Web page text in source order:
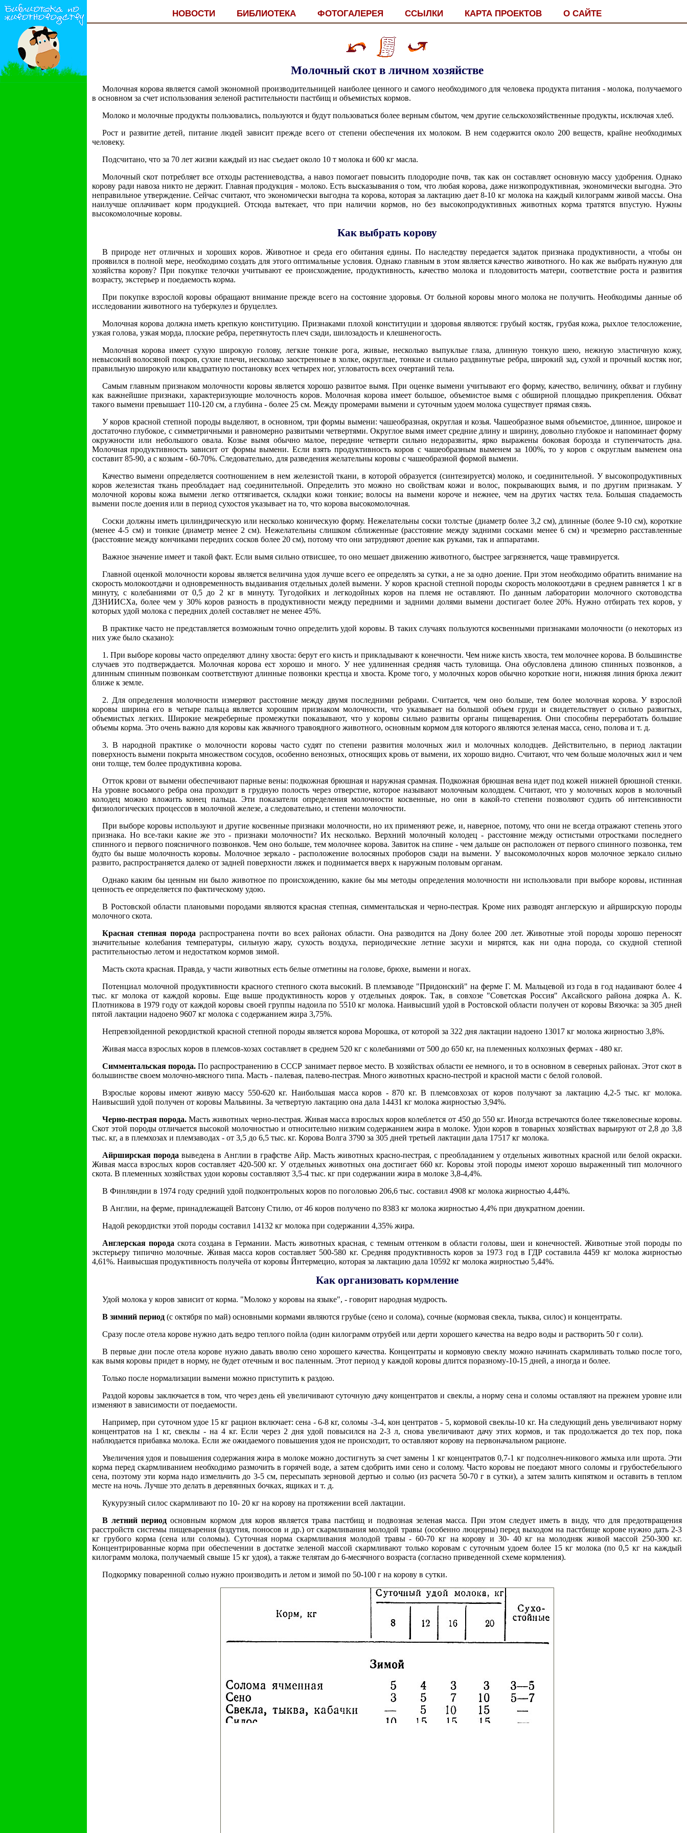
НОВОСТИ БИБЛИОТЕКА ФОТОГАЛЕРЕЯ ССЫЛКИ КАРТА ПРОЕКТОВ О САЙТЕ
Молочный скот в личном хозяйстве
Молочная корова является самой экономной производительницей наиболее ценного и самого необходимого для человека продукта питания - молока, получаемого
в основном за счет использования зеленой растительности пастбищ и объемистых кормов.
Молоко и молочные продукты пользовались, пользуются и будут пользоваться более верным сбытом, чем другие сельскохозяйственные продукты, исключая хлеб.
Рост и развитие детей, питание людей зависит прежде всего от степени обеспечения их молоком. В нем содержится около 200 веществ, крайне необходимых
человеку.
Подсчитано, что за 70 лет жизни каждый из нас съедает около 10 т молока и 600 кг масла.
Молочный скот потребляет все отходы растениеводства, а навоз помогает повысить плодородие почв, так как он составляет основную массу удобрения. Однако
корову ради навоза никто не держит. Главная продукция - молоко. Есть высказывания о том, что любая корова, даже низкопродуктивная, экономически выгодна. Это
неправильное утверждение. Сейчас считают, что экономически выгодна та корова, которая за лактацию дает 8-10 кг молока на каждый килограмм живой массы. Она
наилучше оплачивает корм продукцией. Отсюда вытекает, что при наличии кормов, но без высокопродуктивных животных корма тратятся впустую. Нужны
высокомолочные коровы.
Как выбрать корову
В природе нет отличных и хороших коров. Животное и среда его обитания едины. По наследству передается задаток признака продуктивности, а чтобы он
проявился в полной мере, необходимо создать для этого оптимальные условия. Однако главным в этом является качество животного. Но как же выбрать нужную для
хозяйства корову? При покупке телочки учитывают ее происхождение, продуктивность, качество молока и плодовитость матери, соответствие роста и развития
возрасту, экстерьер и поедаемость корма.
При покупке взрослой коровы обращают внимание прежде всего на состояние здоровья. От больной коровы много молока не получить. Необходимы данные об
исследовании животного на туберкулез и бруцеллез.
Молочная корова должна иметь крепкую конституцию. Признаками плохой конституции и здоровья являются: грубый костяк, грубая кожа, рыхлое телосложение,
узкая голова, узкая морда, плоские ребра, перетянутость плеч сзади, шилозадость и клешненогость.
Молочная корова имеет сухую широкую голову, легкие тонкие рога, живые, несколько выпуклые глаза, длинную тонкую шею, нежную эластичную кожу,
невысокий волосяной покров, сухие плечи, несколько заостренные в холке, округлые, тонкие и сильно раздвинутые ребра, широкий зад, сухой и прочный костяк ног,
правильную широкую или квадратную постановку всех четырех ног, угловатость всех очертаний тела.
Самым главным признаком молочности коровы является хорошо развитое вымя. При оценке вымени учитывают его форму, качество, величину, обхват и глубину
как важнейшие признаки, характеризующие молочность коров. Молочная корова имеет большое, объемистое вымя с обширной площадью прикрепления. Обхват
такого вымени превышает 110-120 см, а глубина - более 25 см. Между промерами вымени и суточным удоем молока существует прямая связь.
У коров красной степной породы выделяют, в основном, три формы вымени: чашеобразная, округлая и козья. Чашеобразное вымя объемистое, длинное, широкое и
достаточно глубокое, с симметричными и равномерно развитыми четвертями. Округлое вымя имеет средние длину и ширину, довольно глубокое и напоминает форму
окружности или небольшого овала. Козье вымя обычно малое, передние четверти сильно недоразвиты, ярко выражены боковая борозда и ступенчатость дна.
Молочная продуктивность зависит от формы вымени. Если взять продуктивность коров с чашеобразным выменем за 100%, то у коров с округлым выменем она
составит 85-90, а с козьим - 60-70%. Следовательно, для разведения желательны коровы с чашеобразной формой вымени.
Качество вымени определяется соотношением в нем железистой ткани, в которой образуется (синтезируется) молоко, и соединительной. У высокопродуктивных
коров железистая ткань преобладает над соединительной. Определить это можно но свойствам кожи и волос, покрывающих вымя, и по другим признакам. У
молочной коровы кожа вымени легко оттягивается, складки кожи тонкие; волосы на вымени короче и нежнее, чем на других частях тела. Большая спадаемость
вымени после доения или в период сухостоя указывает на то, что корова высокомолочная.
Соски должны иметь цилиндрическую или несколько коническую форму. Нежелательны соски толстые (диаметр более 3,2 см), длинные (более 9-10 см), короткие
(менее 4-5 см) и тонкие (диаметр менее 2 см). Нежелательны слишком сближенные (расстояние между задними сосками менее 6 см) и чрезмерно расставленные
(расстояние между кончиками передних сосков более 20 см), потому что они затрудняют доение как руками, так и аппаратами.
Важное значение имеет и такой факт. Если вымя сильно отвисшее, то оно мешает движению животного, быстрее загрязняется, чаще травмируется.
Главной оценкой молочности коровы является величина удоя лучше всего ее определять за сутки, а не за одно доение. При этом необходимо обратить внимание на
скорость молокоотдачи и одновременность выдаивания отдельных долей вымени. У коров красной степной породы скорость молокоотдачи в среднем равняется 1 кг в
минуту, с колебаниями от 0,5 до 2 кг в минуту. Тугодойких и легкодойных коров на племя не оставляют. По данным лаборатории молочного скотоводства
ДЗНИИСХа, более чем у 30% коров разность в продуктивности между передними и задними долями вымени достигает более 20%. Нужно отбирать тех коров, у
которых удой молока с передних долей составляет не менее 45%.
В практике часто не представляется возможным точно определить удой коровы. В таких случаях пользуются косвенными признаками молочности (о некоторых из
них уже было сказано):
1. При выборе коровы часто определяют длину хвоста: берут его кисть и прикладывают к конечности. Чем ниже кисть хвоста, тем молочнее корова. В большинстве
случаев это подтверждается. Молочная корова ест хорошо и много. У нее удлиненная средняя часть туловища. Она обусловлена длиною спинных позвонков, а
длинным спинным позвонкам соответствуют длинные позвонки крестца и хвоста. Кроме того, у молочных коров обычно короткие ноги, нижняя линия брюха лежит
ближе к земле.
2. Для определения молочности измеряют расстояние между двумя последними ребрами. Считается, чем оно больше, тем более молочная корова. У взрослой
коровы ширина его в четыре пальца является хорошим признаком молочности, что указывает на большой объем груди и свидетельствует о сильно развитых,
объемистых легких. Широкие межреберные промежутки показывают, что у коровы сильно развиты органы пищеварения. Они способны переработать большие
объемы корма. Это очень важно для коровы как жвачного травоядного животного, основным кормом для которого являются зеленая масса, сено, полова и т. д.
3. В народной практике о молочности коровы часто судят по степени развития молочных жил и молочных колодцев. Действительно, в период лактации
поверхность вымени покрыта множеством сосудов, особенно венозных, относящих кровь от вымени, их хорошо видно. Считают, что чем больше молочных жил и чем
они толще, тем более продуктивна корова.
Отток крови от вымени обеспечивают парные вены: подкожная брюшная и наружная срамная. Подкожная брюшная вена идет под кожей нижней брюшной стенки.
На уровне восьмого ребра она проходит в грудную полость через отверстие, которое называют молочным колодцем. Считают, что у молочных коров в молочный
колодец можно вложить конец пальца. Эти показатели определения молочности косвенные, но они в какой-то степени позволяют судить об интенсивности
физиологических процессов в молочной железе, а следовательно, и степени молочности.
При выборе коровы используют и другие косвенные признаки молочности, но их применяют реже, и, наверное, потому, что они не всегда отражают степень этого
признака. Но все-таки какие же это - признаки молочности? Их несколько. Верхний молочный колодец - расстояние между остистыми отростками последнего
спинного и первого поясничного позвонков. Чем оно больше, тем молочнее корова. Завиток на спине - чем дальше он расположен от первого спинного позвонка, тем
будто бы выше молочность коровы. Молочное зеркало - расположение волосяных проборов сзади на вымени. У высокомолочных коров молочное зеркало сильно
развито, распространяется далеко от задней поверхности ляжек и поднимается вверх к наружным половым органам.
Однако каким бы ценным ни было животное по происхождению, какие бы мы методы определения молочности ни использовали при выборе коровы, истинная
ценность ее определяется по фактическому удою.
В Ростовской области плановыми породами являются красная степная, симментальская и черно-пестрая. Кроме них разводят англерскую и айрширскую породы
молочного скота.
Красная степная порода распространена почти во всех районах области. Она разводится на Дону более 200 лет. Животные этой породы хорошо переносят
значительные колебания температуры, сильную жару, сухость воздуха, периодические летние засухи и мирятся, как ни одна порода, со скудной степной
растительностью летом и недостатком кормов зимой.
Масть скота красная. Правда, у части животных есть белые отметины на голове, брюхе, вымени и ногах.
Потенциал молочной продуктивности красного степного скота высокий. В племзаводе "Придонский" на ферме Г. М. Мальцевой из года в год надаивают более 4
тыс. кг молока от каждой коровы. Еще выше продуктивность коров у отдельных доярок. Так, в совхозе "Советская Россия" Аксайского района доярка А. К.
Плотникова в 1979 году от каждой коровы своей группы надоила по 5510 кг молока. Наивысший удой в Ростовской области получен от коровы Вязочка: за 305 дней
пятой лактации надоено 9607 кг молока с содержанием жира 3,75%.
Непревзойденной рекордисткой красной степной породы является корова Морошка, от которой за 322 дня лактации надоено 13017 кг молока жирностью 3,8%.
Живая масса взрослых коров в племсов-хозах составляет в среднем 520 кг с колебаниями от 500 до 650 кг, на племенных колхозных фермах - 480 кг.
Симментальская порода. По распространению в СССР занимает первое место. В хозяйствах области ее немного, и то в основном в северных районах. Этот скот в
большинстве своем молочно-мясного типа. Масть - палевая, палево-пестрая. Много животных красно-пестрой и красной масти с белой головой.
Взрослые коровы имеют живую массу 550-620 кг. Наибольшая масса коров - 870 кг. В племсовхозах от коров получают за лактацию 4,2-5 тыс. кг молока.
Наивысший удой получен от коровы Мальвины. За четвертую лактацию она дала 14431 кг молока жирностью 3,94%.
Черно-пестрая порода. Масть животных черно-пестрая. Живая масса взрослых коров колеблется от 450 до 550 кг. Иногда встречаются более тяжеловесные коровы.
Скот этой породы отличается высокой молочностью и относительно низким содержанием жира в молоке. Удои коров в товарных хозяйствах варьируют от 2,8 до 3,8
тыс. кг, а в племхозах и племзаводах - от 3,5 до 6,5 тыс. кг. Корова Волга 3790 за 305 дней третьей лактации дала 17517 кг молока.
Айрширская порода выведена в Англии в графстве Айр. Масть животных красно-пестрая, с преобладанием у отдельных животных красной или белой окраски.
Живая масса взрослых коров составляет 420-500 кг. У отдельных животных она достигает 660 кг. Коровы этой породы имеют хорошо выраженный тип молочного
скота. В племенных хозяйствах удои коровы составляют 3,5-4 тыс. кг при содержании жира в молоке 3,8-4,4%.
В Финляндии в 1974 году средний удой подконтрольных коров по поголовью 206,6 тыс. составил 4908 кг молока жирностью 4,44%.
В Англии, на ферме, принадлежащей Ватсону Стилю, от 46 коров получено по 8383 кг молока жирностью 4,4% при двукратном доении.
Надой рекордистки этой породы составил 14132 кг молока при содержании 4,35% жира.
Англерская порода скота создана в Германии. Масть животных красная, с темным оттенком в области головы, шеи и конечностей. Животные этой породы по
экстерьеру типично молочные. Живая масса коров составляет 500-580 кг. Средняя продуктивность коров за 1973 год в ГДР составила 4459 кг молока жирностью
4,61%. Наивысшая продуктивность получейа от коровы Йнтермецио, которая за лактацию дала 10592 кг молока жирностью 5,44%.
Как организовать кормление
Удой молока у коров зависит от корма. "Молоко у коровы на языке", - говорит народная мудрость.
В зимний период (с октября по май) основными кормами являются грубые (сено и солома), сочные (кормовая свекла, тыква, силос) и концентраты.
Сразу после отела корове нужно дать ведро теплого пойла (один килограмм отрубей или дерти хорошего качества на ведро воды и растворить 50 г соли).
В первые дни после отела корове нужно давать вволю сено хорошего качества. Концентраты и кормовую свеклу можно начинать скармливать только после того,
как вымя коровы придет в норму, не будет отечным и вос паленным. Этот период у каждой коровы длится поразному-10-15 дней, а иногда и более.
Только после нормализации вымени можно приступить к раздою.
Раздой коровы заключается в том, что через день ей увеличивают суточную дачу концентратов и свеклы, а норму сена и соломы оставляют на прежнем уровне или
изменяют в зависимости от поедаемости.
Например, при суточном удое 15 кг рацион включает: сена - 6-8 кг, соломы -3-4, кон центратов - 5, кормовой свеклы-10 кг. На следующий день увеличивают норму
концентратов на 1 кг, свеклы - на 4 кг. Если через 2 дня удой повысился на 2-3 л, снова увеличивают дачу этих кормов, и так продолжается до тех пор, пока
наблюдается прибавка молока. Если же ожидаемого повышения удоя не происходит, то оставляют корову на первоначальном рационе.
Увеличения удоя и повышения содержания жира в молоке можно достигнуть за счет замены 1 кг концентратов 0,7-1 кг подсолнеч-никового жмыха или шрота. Эти
корма перед скармливанием необходимо размочить в горячей воде, а затем сдобрить ими сено и солому. Часто коровы не поедают много соломы и грубостебелыюго
сена, поэтому эти корма надо измельчить до 3-5 см, пересыпать зерновой дертью и солью (из расчета 50-70 г в сутки), а затем залить кипятком и оставить в теплом
месте на ночь. Лучше это делать в деревянных бочках, ящиках и т. д.
Кукурузный силос скармливают по 10- 20 кг на корову на протяжении всей лактации.
В летний период основным кормом для коров является трава пастбищ и подвозная зеленая масса. При этом следует иметь в виду, что для предотвращения
расстройств системы пищеварения (вздутия, поносов и др.) от скармливания молодой травы (особенно люцерны) перед выходом на пастбище корове нужно дать 2-3
кг грубого корма (сена или соломы). Суточная норма скармливания молодой травы - 60-70 кг на корову и 30- 40 кг на молодняк живой массой 250-300 кг.
Концентрированные корма при обеспечении в достатке зеленой массой скармливают только коровам с суточным удоем более 15 кг молока (по 0,5 кг на каждый
килограмм молока, получаемый свыше 15 кг удоя), а также телятам до 6-месячного возраста (согласно приведенной схеме кормления).
Подкормку поваренной солью нужно производить и летом и зимой по 50-100 г на корову в сутки.